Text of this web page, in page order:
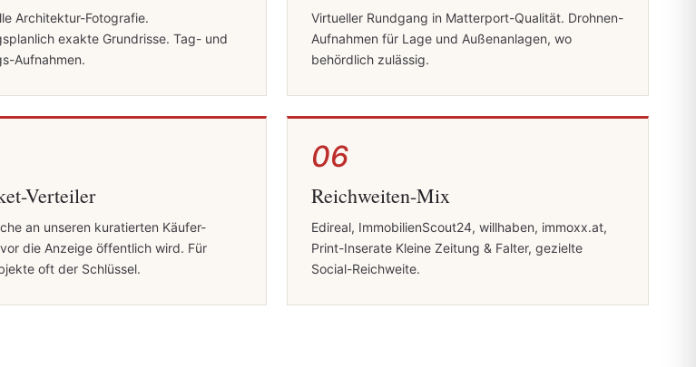
Architektur-Fotografie.
exakte Grundrisse. Tag- und
Aufnahmen.
Virtueller Rundgang in Matterport-Qualität. Drohnen-
Aufnahmen für Lage und Außenanlagen, wo
behördlich zulässig.
Verteiler
an unseren kuratierten Käufer-
die Anzeige öffentlich wird. Für
oft der Schlüssel.
06
Reichweiten-Mix
Edireal, ImmobilienScout24, willhaben, immoxx.at,
Print-Inserate Kleine Zeitung & Falter, gezielte
Social-Reichweite.